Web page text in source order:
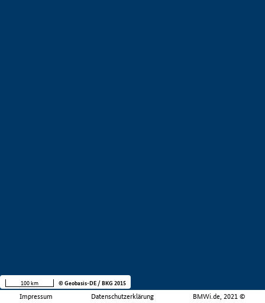
Impressum Datenschutzerklärung BMWi.de, 2021 ©
100 km © Geobasis-DE / BKG 2015